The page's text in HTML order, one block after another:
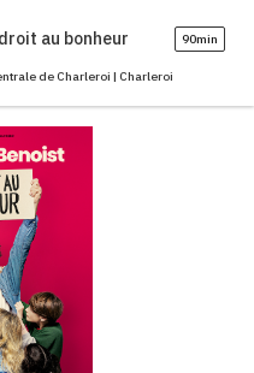
au bonheur 90min
de Charleroi | Charleroi